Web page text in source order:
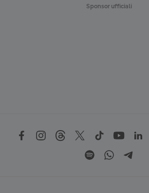
Sponsor ufficiali